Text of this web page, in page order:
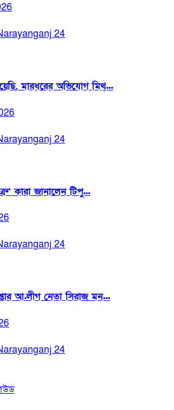
24
মারধরের অভিযোগ মিথ্...
24
কারা জানালেন টিপু...
24
আ.লীগ নেতা সিরাজ মন...
24